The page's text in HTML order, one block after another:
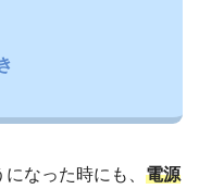
なった時にも、 電源